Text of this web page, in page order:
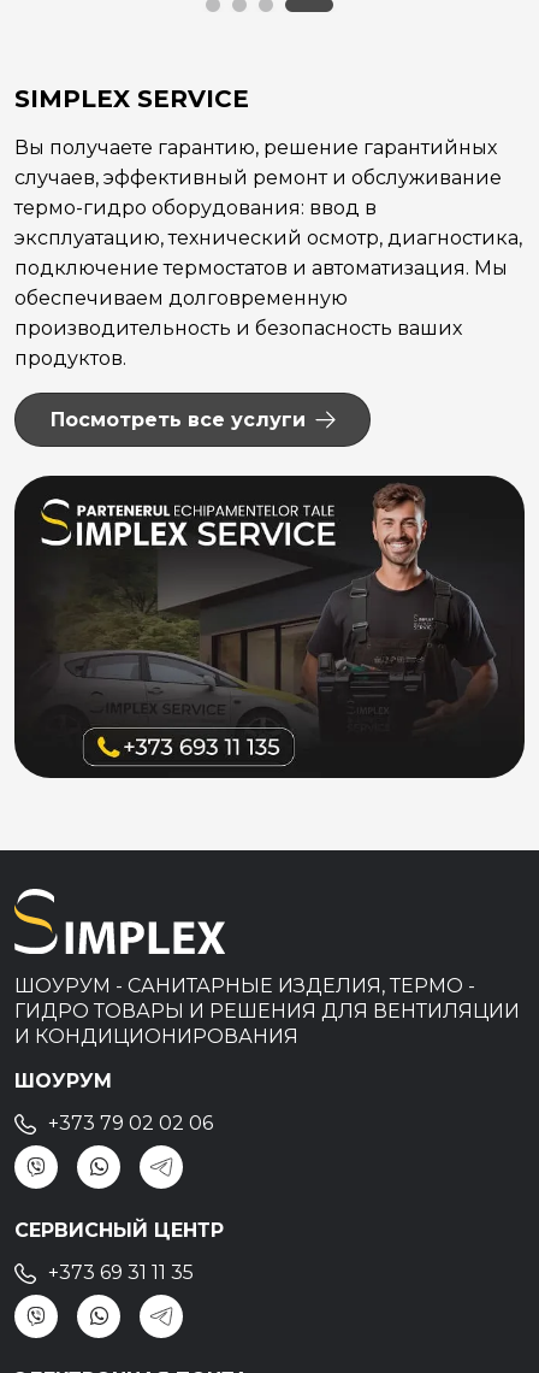
SIMPLEX SERVICE
Вы получаете гарантию, решение гарантийных
случаев, эффективный ремонт и обслуживание
термо-гидро оборудования: ввод в
эксплуатацию, технический осмотр, диагностика,
подключение термостатов и автоматизация. Мы
обеспечиваем долговременную
производительность и безопасность ваших
продуктов.
Посмотреть все услуги
ШОУРУМ - САНИТАРНЫЕ ИЗДЕЛИЯ, ТЕРМО -
ГИДРО ТОВАРЫ И РЕШЕНИЯ ДЛЯ ВЕНТИЛЯЦИИ
И КОНДИЦИОНИРОВАНИЯ
ШОУРУМ
+373 79 02 02 06
СЕРВИСНЫЙ ЦЕНТР
+373 69 31 11 35